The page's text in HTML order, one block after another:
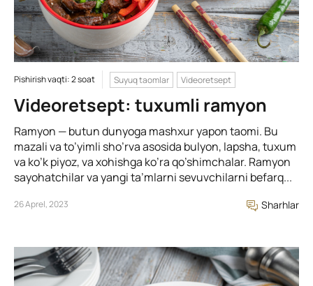
Pishirish vaqti: 2 soat Suyuq taomlar Videoretsept
Videoretsept: tuxumli ramyon
Ramyon — butun dunyoga mashxur yapon taomi. Bu
mazali va to’yimli sho’rva asosida bulyon, lapsha, tuxum
va ko’k piyoz, va xohishga ko’ra qo’shimchalar. Ramyon
sayohatchilar va yangi ta’mlarni sevuvchilarni befarq...
26 Aprel, 2023 Sharhlar